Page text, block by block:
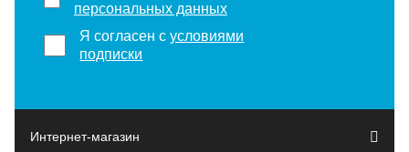
персональных данных
Я согласен сусловиями
подписки
Интернет-магазин